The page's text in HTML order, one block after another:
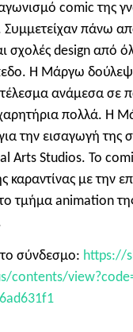
comic της
Συμμετείχαν πάνω
σχολές design από
Η Μάργω
ανάμεσα σε
πολλά. Η
την εισαγωγή της
Arts Studios. Το
καραντίνας με την
τμήμα animation
σύνδεσμο: https://
contents/